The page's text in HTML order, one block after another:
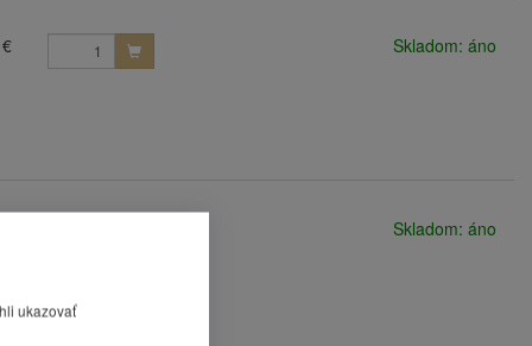
Skladom: áno
Skladom: áno
ukazovať